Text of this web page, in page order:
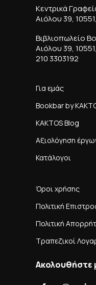
Κεντρικά
Αιόλου 39,
Βιβλιοπωλείο
Αιόλου 39,
210 3303192
Για εμάς
Bookbar by
KAKTOS Blog
Αξιολόγηση
Κατάλογοι
Όροι χρήσης
Πολιτική
Πολιτική
Τραπεζικοί
Ακολουθήστε